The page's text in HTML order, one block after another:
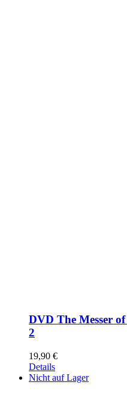
DVD The Messer
2
19,90 €
Details
Nicht auf Lager